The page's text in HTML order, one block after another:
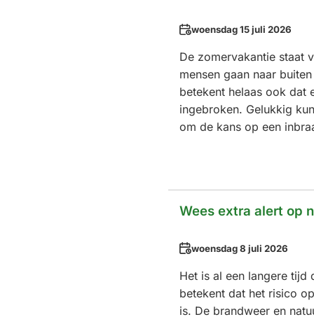
Datum
woensdag 15 juli 2026
De zomervakantie staat
mensen gaan naar
betekent helaas ook dat
ingebroken. Gelukkig
om de kans op een
Wees extra alert op
Datum
woensdag 8 juli 2026
Het is al een langere tijd
betekent dat het risico
is. De brandweer en